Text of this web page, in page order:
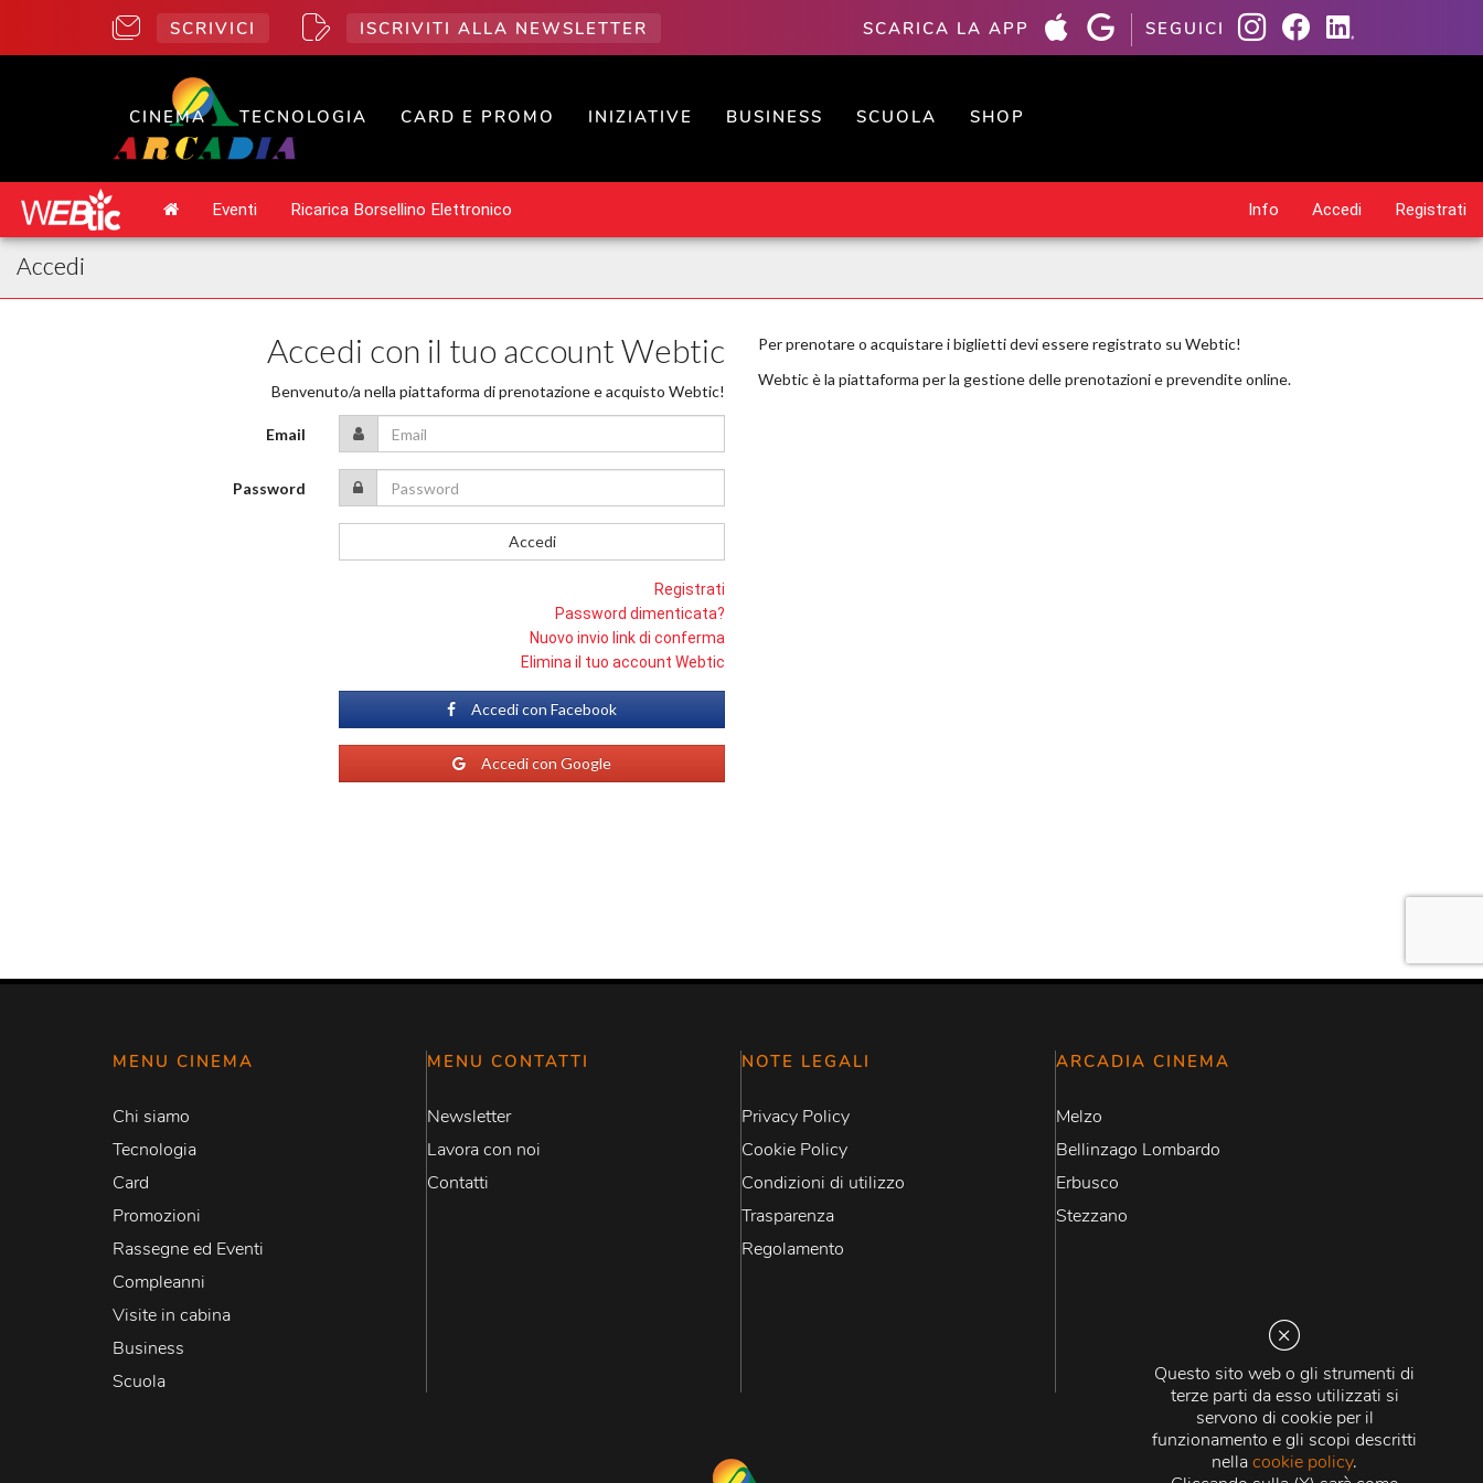
Questo sito web o gli strumenti di
terze parti da esso utilizzati si
servono di cookie per il
funzionamento e gli scopi descritti
nellacookie policy.
SCRIVICI ISCRIVITI ALLA NEWSLETTER SCARICA LA APP SEGUICI
CINEMA TECNOLOGIA CARD E PROMO INIZIATIVE BUSINESS SCUOLA SHOP
MENU CINEMA
Chi siamo
Tecnologia
Card
Promozioni
Rassegne ed Eventi
Compleanni
Visite in cabina
Business
Scuola
MENU CONTATTI
Newsletter
Lavora con noi
Contatti
NOTE LEGALI
Privacy Policy
Cookie Policy
Condizioni di utilizzo
Trasparenza
Regolamento
ARCADIA CINEMA
Melzo
Bellinzago Lombardo
Erbusco
Stezzano